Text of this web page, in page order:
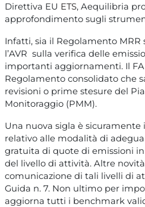
Direttiva EU ETS, Aequilibria
approfondimento sugli
Infatti, sia il Regolamento
l’AVR sulla verifica delle
importanti aggiornamenti. Il
Regolamento consolidato che
revisioni o prime stesure del
Monitoraggio (PMM).
Una nuova sigla è sicuramente
relativo alle modalità di
gratuita di quote di emissioni
del livello di attività. Altre
comunicazione di tali livelli di
Guida n. 7. Non ultimo per
aggiorna tutti i benchmark